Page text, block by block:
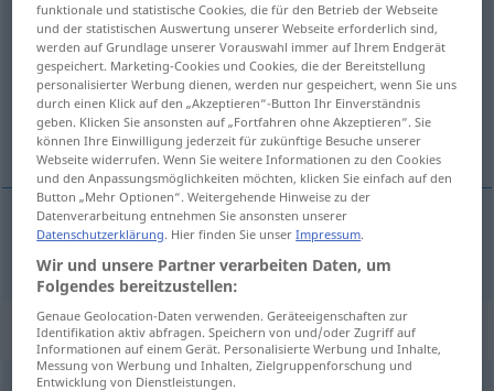
Stellvertretungf
Übersicht aller Übersetzungen
(Für mehr Details die Übersetzung anklicken/antippen)
zastępstwo
Stellvertretung
Synonyme für "Stellvertretung"
funktionale und statistische Cookies, die für den Betrieb der Webseite
und der statistischen Auswertung unserer Webseite erforderlich sind,
werden auf Grundlage unserer Vorauswahl immer auf Ihrem Endgerät
gespeichert. Marketing-Cookies und Cookies, die der Bereitstellung
personalisierter Werbung dienen, werden nur gespeichert, wenn Sie uns
durch einen Klick auf den „Akzeptieren“-Button Ihr Einverständnis
geben. Klicken Sie ansonsten auf „Fortfahren ohne Akzeptieren“. Sie
können Ihre Einwilligung jederzeit für zukünftige Besuche unserer
Webseite widerrufen. Wenn Sie weitere Informationen zu den Cookies
und den Anpassungsmöglichkeiten möchten, klicken Sie einfach auf den
Button „Mehr Optionen“. Weitergehende Hinweise zu der
Datenverarbeitung entnehmen Sie ansonsten unserer
Datenschutzerklärung. Hier finden Sie unserImpressum.
Wir und unsere Partner verarbeiten Daten, um
Folgendes bereitzustellen:
Genaue Geolocation-Daten verwenden. Geräteeigenschaften zur
Identifikation aktiv abfragen. Speichern von und/oder Zugriff auf
Informationen auf einem Gerät. Personalisierte Werbung und Inhalte,
Messung von Werbung und Inhalten, Zielgruppenforschung und
Entwicklung von Dienstleistungen.